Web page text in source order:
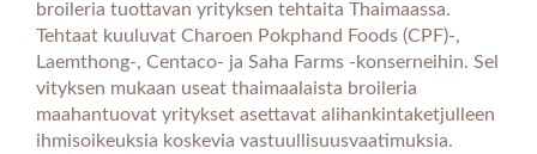
broileria tuottavan yrityksen tehtaita Thaimaassa.
Tehtaat kuuluvat Charoen Pokphand Foods (CPF)-,
Laemthong-, Centaco- ja Saha Farms -konserneihin. Sel
vityksen mukaan useat thaimaalaista broileria
maahantuovat yritykset asettavat alihankintaketjulleen
ihmisoikeuksia koskevia vastuullisuusvaatimuksia.